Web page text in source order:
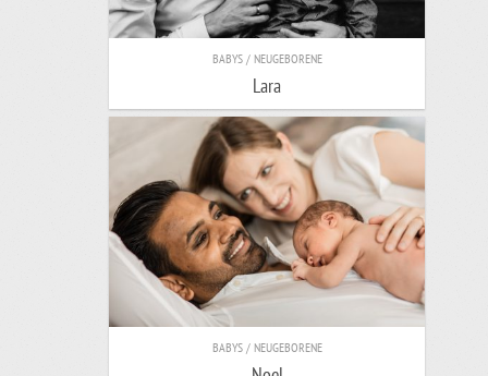
BABYS / NEUGEBORENE
Lara
BABYS / NEUGEBORENE